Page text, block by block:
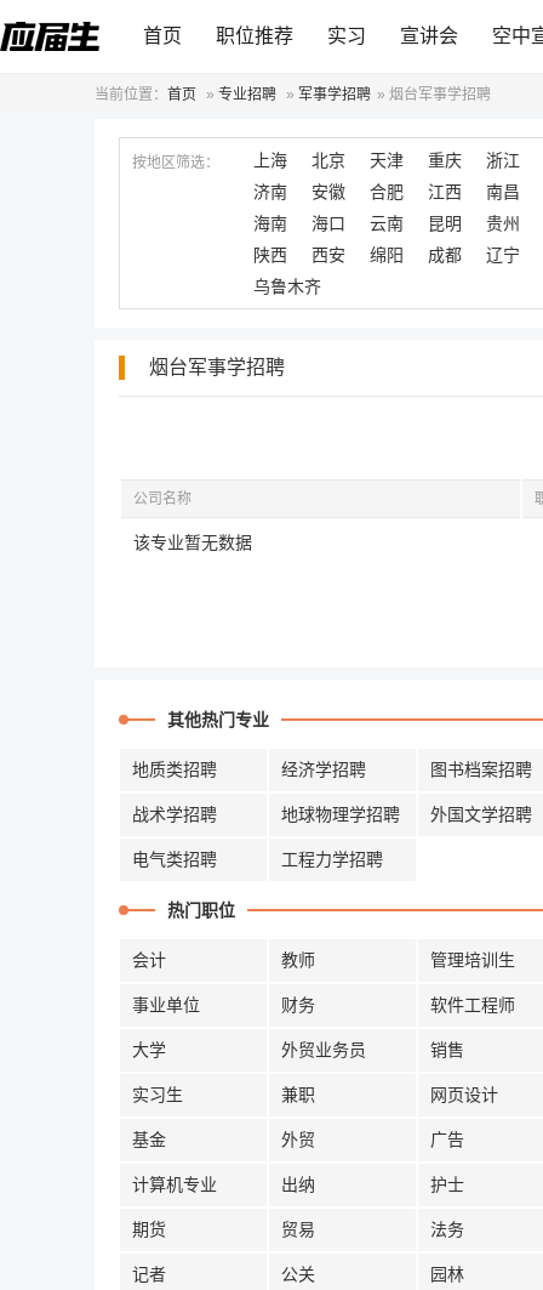
首页 职位推荐 实习 宣讲会 空中
当前位置： 首页 » 专业招聘 » 军事学招聘 » 烟台军事学招聘
按地区筛选： 上海 北京 天津 重庆
浙江
济南
安徽 合肥 江西
南昌
海南
海口 云南 昆明
贵州
陕西
西安 绵阳 成都
辽宁
乌鲁木齐
烟台军事学招聘
公司名称
该专业暂无数据
其他热门专业
地质类招聘 经济学招聘 图书档案招聘
战术学招聘 地球物理学招聘 外国文学招聘
电气类招聘 工程力学招聘
热门职位
会计 教师 管理培训生
事业单位 财务 软件工程师
大学 外贸业务员 销售
实习生 兼职 网页设计
基金 外贸 广告
计算机专业 出纳 护士
期货 贸易 法务
记者 公关 园林